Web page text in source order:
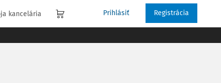
kancelária Prihlásiť Registrácia